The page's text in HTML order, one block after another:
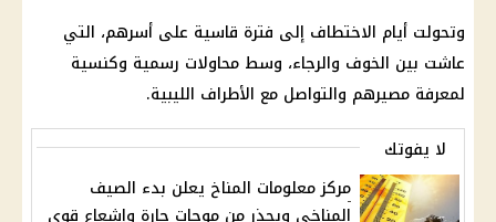
وتحولت أيام الاختطاف إلى فترة قاسية على أسرهم، التي
عاشت بين الخوف والرجاء، وسط محاولات رسمية وكنسية
لمعرفة مصيرهم والتواصل مع الأطراف الليبية.
لا يفوتك
مركز معلومات المناخ يعلن بدء الصيف
المناخي ويحذر من موجات حارة وإشعاع قوي